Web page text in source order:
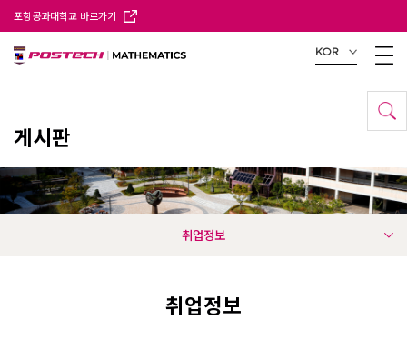
포항공과대학교 바로가기
KOR
게시판
취업정보
취업정보